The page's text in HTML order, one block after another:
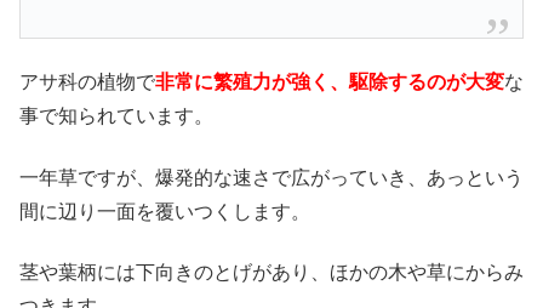
アサ科の植物で非常に繁殖力が強く、駆除するのが大変な
事で知られています。
一年草ですが、爆発的な速さで広がっていき、あっという
間に辺り一面を覆いつくします。
茎や葉柄には下向きのとげがあり、ほかの木や草にからみ